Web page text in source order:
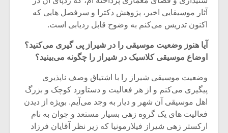
آثار موسیقایی اخیر، پژوهش دکترا و سرفصل هایی که
اکنون تدریس می‌کنم به وضوح قابل ردیابی است.
آیا هنوز وضعیت موسیقی را در شیراز پی گیری می‌کنید؟
اوضاع موسیقی کلاسیک در شیراز را چگونه می‌بینید؟
وضعیت موسیقی شیراز را با اشتیاق وصف ناپذیری
پیگیری می‌کنم و از هر فعالیت و دستاورد کوچک و بزرگ
اهل موسیقی آن شهر و دیار به وجد می‌آیم. بویژه از دیدن
فعالیت های یک گروه زهی بسیار مستعد و جوان به نام
ارکستر زهی شیراز فیلارمونیا که زیر نظر آقایان فرزاد
میکلوش روژا
یادداشتی بر موسیقی
متن فیلم «متری
دوره
موسیقی